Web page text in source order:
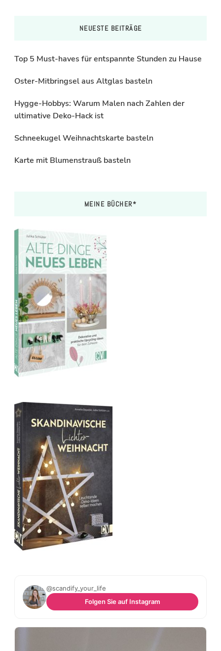
NEUESTE BEITRÄGE
Top 5 Must-haves für entspannte Stunden zu Hause
Oster-Mitbringsel aus Altglas basteln
Hygge-Hobbys: Warum Malen nach Zahlen der
ultimative Deko-Hack ist
Schneekugel Weihnachtskarte basteln
Karte mit Blumenstrauß basteln
MEINE BÜCHER*
@scandify_your_life
Folgen Sie auf Instagram